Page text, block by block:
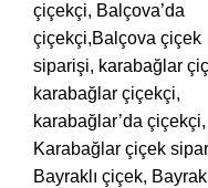
çiçekçi, Balçova’da
çiçekçi,Balçova çiçek
siparişi, karabağlar
karabağlar çiçekçi,
karabağlar’da çiçekçi,
Karabağlar çiçek
Bayraklı çiçek,